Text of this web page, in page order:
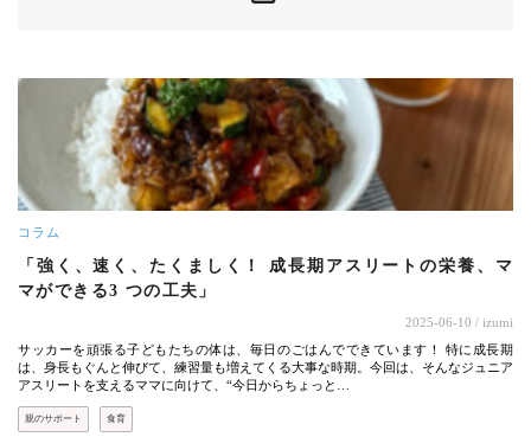
コラム
「強く、速く、たくましく！ 成長期アスリートの栄養、マ
マができる3 つの工夫」
2025-06-10 / izumi
サッカーを頑張る子どもたちの体は、毎日のごはんでできています！ 特に成長期
は、身長もぐんと伸びて、練習量も増えてくる大事な時期。今回は、そんなジュニア
アスリートを支えるママに向けて、“今日からちょっと…
親のサポート 食育